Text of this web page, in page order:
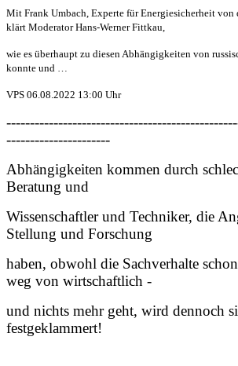
Mit Frank Umbach, Experte für Energiesicherheit
klärt Moderator Hans-Werner Fittkau,
wie es überhaupt zu diesen Abhängigkeiten von
konnte und …
VPS 06.08.2022 13:00 Uhr
----------------------
Abhängigkeiten kommen durch
Beratung und
Wissenschaftler und Techniker, die
Stellung und Forschung
haben, obwohl die Sachverhalte
weg von wirtschaftlich -
und nichts mehr geht, wird dennoch
festgeklammert!